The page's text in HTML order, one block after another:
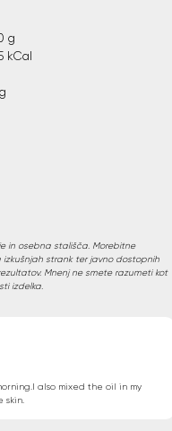
g
kCal
in osebna stališča. Morebitne
strank ter javno dostopnih
Mnenj ne smete razumeti kot
izdelka.
also mixed the oil in my
skin.